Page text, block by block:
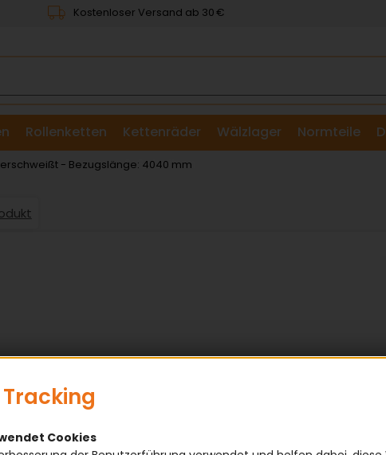
Kostenloser Versand ab 30 €
Rollenketten
Kettenräder
& Scheiben
Wälzlager Normteile
- Bezugslänge: 4040 mm
Cookies